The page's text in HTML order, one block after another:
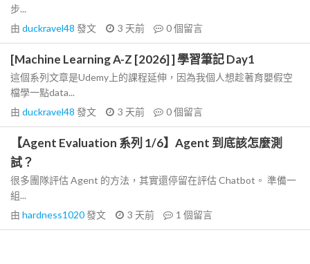
步...
由 duckravel48 發文 3 天前 0個留言
[Machine Learning A-Z [2026] ] 學習筆記 Day1
這個系列文章是Udemy上的課程延伸，因為我個人想趁著育嬰假空
檔學一點data...
由 duckravel48 發文 3 天前 0個留言
【Agent Evaluation 系列 1/6】Agent 到底該怎麼測
試？
很多團隊評估 Agent 的方法，其實還停留在評估 Chatbot。 準備一
組...
由 hardness1020發文 3 天前 1 個留言